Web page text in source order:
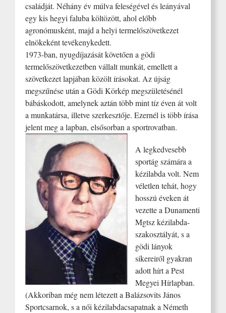
családját. Néhány év múlva feleségével és leányával
egy kis hegyi faluba költözött, ahol előbb
agronómusként, majd a helyi termelőszövetkezet
elnökeként tevékenykedett.
1973-ban, nyugdíjazását követően a gödi
termelőszövetkezetben vállalt munkát, emellett a
szövetkezet lapjában közölt írásokat. Az újság
megszűnése után a Gödi Körkép megszületésénél
bábáskodott, amelynek aztán több mint tíz éven át volt
a munkatársa, illetve szerkesztője. Ezernél is több írása
jelent meg a lapban, elsősorban a sportrovatban.
A legkedvesebb
sportág számára a
kézilabda volt. Nem
véletlen tehát, hogy
hosszú éveken át
vezette a Dunamenti
Mgtsz kézilabda-
szakosztályát, s a
gödi lányok
sikereiről gyakran
adott hírt a Pest
Megyei Hírlapban.
(Akkoriban még nem létezett a Balázsovits János
Sportcsarnok, s a női kézilabdacsapatnak a Németh